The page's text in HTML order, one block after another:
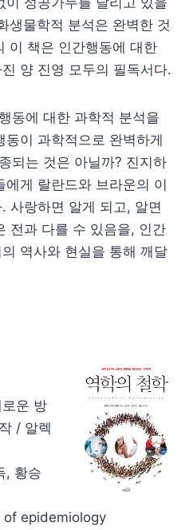
생물학적 분석은 완벽한 것
이 책은 인간행동에 대한
양 진영 모두의 필독서다.
동에 대한 과학적 분석을
이 과학적으로 완벽하게
되는 것은 아닐까? 진지하
게 랄란드와 브라운의 이
사랑하면 알게 되고, 알면
전과 다를 수 있음을, 인간
역사와 현실을 통해 깨달
운 방
/ 알렉
, 황승
of epidemiology